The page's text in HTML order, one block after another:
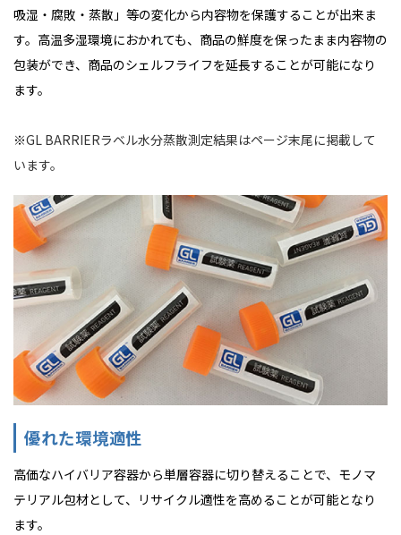
吸湿・腐敗・蒸散」等の変化から内容物を保護することが出来ま
す。高温多湿環境におかれても、商品の鮮度を保ったまま内容物の
包装ができ、商品のシェルフライフを延長することが可能になり
ます。
※GL BARRIERラベル水分蒸散測定結果はページ末尾に掲載して
います。
優れた環境適性
高価なハイバリア容器から単層容器に切り替えることで、モノマ
テリアル包材として、リサイクル適性を高めることが可能となり
ます。